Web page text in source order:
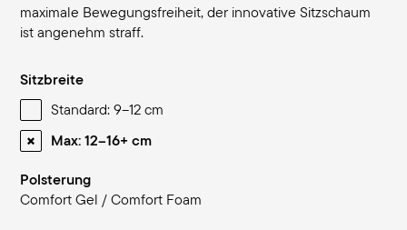
maximale Bewegungsfreiheit, der innovative Sitzschaum
ist angenehm straff.
Sitzbreite
Standard: 9–12 cm
Max: 12–16+ cm
Polsterung
Comfort Gel / Comfort Foam